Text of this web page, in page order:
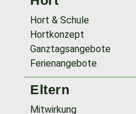
Hort & Schule
Hortkonzept
Ganztagsangebote
Ferienangebote
Eltern
Mitwirkung